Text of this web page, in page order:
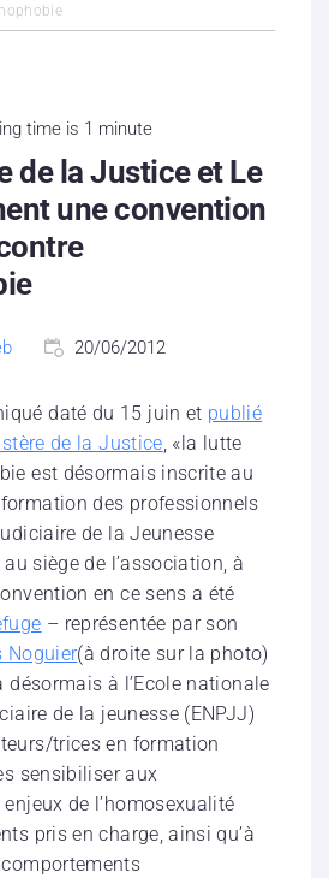
time is 1 minute
de la Justice et Le
une convention
20/06/2012
daté du 15 juin et publié
de la Justice, «la lutte
est désormais inscrite au
des professionnels
de la Jeunesse
siège de l’association, à
en ce sens a été
– représentée par son
Noguier(à droite sur la photo)
désormais à l’Ecole nationale
de la jeunesse (ENPJJ)
trices en formation
sensibiliser aux
de l’homosexualité
pris en charge, ainsi qu’à